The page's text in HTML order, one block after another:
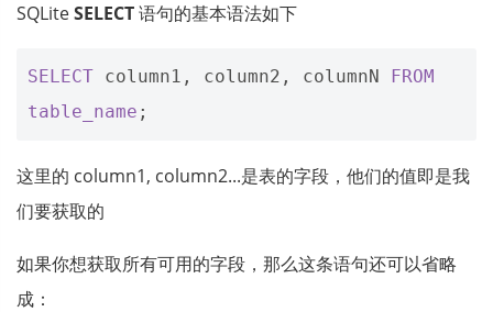
SQLiteSELECT语句的基本语法如下
SELECT column1 , column2 , columnN
FROM
table_name ;
这里的 column1, column2...是表的字段，他们的值即是我
们要获取的
如果你想获取所有可用的字段，那么这条语句还可以省略
成：